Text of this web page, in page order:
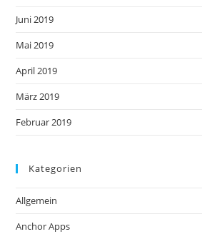
Juni 2019
Mai 2019
April 2019
März 2019
Februar 2019
Kategorien
Allgemein
Anchor Apps